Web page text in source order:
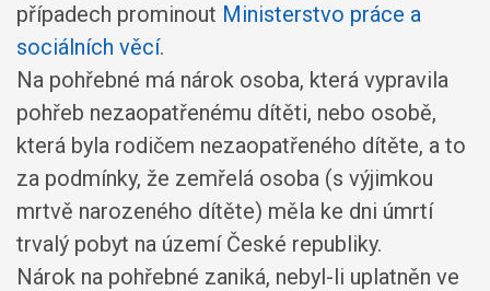
případech prominout Ministerstvo práce a
sociálních věcí.
Na pohřebné má nárok osoba, která vypravila
pohřeb nezaopatřenému dítěti, nebo osobě,
která byla rodičem nezaopatřeného dítěte, a to
za podmínky, že zemřelá osoba (s výjimkou
mrtvě narozeného dítěte) měla ke dni úmrtí
trvalý pobyt na území České republiky.
Nárok na pohřebné zaniká, nebyl-li uplatněn ve